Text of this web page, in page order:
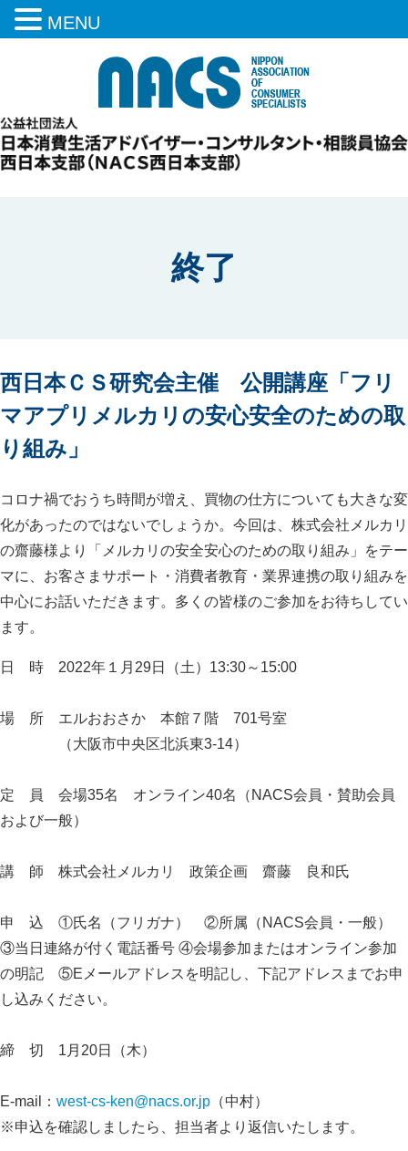
終了
西日本ＣＳ研究会主催 公開講座「フリ
マアプリメルカリの安心安全のための取
り組み」
コロナ禍でおうち時間が増え、買物の仕方についても大きな変
化があったのではないでしょうか。今回は、株式会社メルカリ
の齋藤様より「メルカリの安全安心のための取り組み」をテー
マに、お客さまサポート・消費者教育・業界連携の取り組みを
中心にお話いただきます。多くの皆様のご参加をお待ちしてい
ます。
日 時 2022年１月29日（土）13:30～15:00
場 所 エルおおさか 本館７階 701号室
（大阪市中央区北浜東3-14）
定 員 会場35名 オンライン40名（NACS会員・賛助会員
および一般）
講 師 株式会社メルカリ 政策企画 齋藤 良和氏
申 込 ①氏名（フリガナ） ②所属（NACS会員・一般）
③当日連絡が付く電話番号 ④会場参加またはオンライン参加
の明記 ⑤Eメールアドレスを明記し、下記アドレスまでお申
し込みください。
締 切 1月20日（木）
E-mail： west-cs-ken@nacs.or.jp （中村）
※申込を確認しましたら、担当者より返信いたします。
MENU